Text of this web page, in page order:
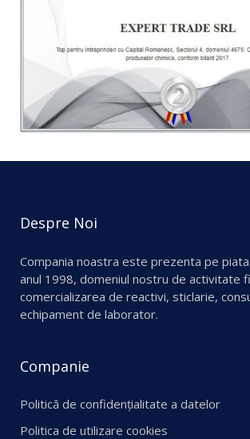
Despre Noi
Compania noastra este prezenta pe piata
anul 1998, domeniul nostru de activitate
comercializarea de reactivi, sticlarie,
echipament de laborator.
Companie
Politică de confidențialitate a datelor
Politica de utilizare cookies